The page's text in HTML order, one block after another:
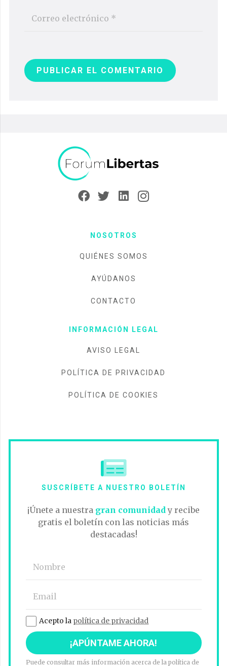
PUBLICAR EL COMENTARIO
NOSOTROS
QUIÉNES SOMOS
AYÚDANOS
CONTACTO
INFORMACIÓN LEGAL
AVISO LEGAL
POLÍTICA DE PRIVACIDAD
POLÍTICA DE COOKIES
SUSCRÍBETE A NUESTRO BOLETÍN
¡Únete a nuestra gran comunidady recibe
gratis el boletín con las noticias más
destacadas!
Acepto la política de privacidad
Puede consultar más información acerca de la política de